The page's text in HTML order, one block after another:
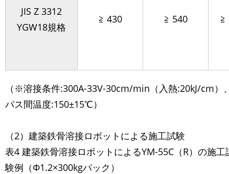
JIS Z 3312
YGW18規格
≧ 430 ≧ 540 ≧
（※溶接条件:300A-33V-30cm/min（入熱:20kJ/cm）
パス間温度:150±15℃）
（2）建築鉄骨溶接ロボットによる施工試験
表4 建築鉄骨溶接ロボットによるYM-55C（R）の施工
験例（Φ1.2×300kgパック）